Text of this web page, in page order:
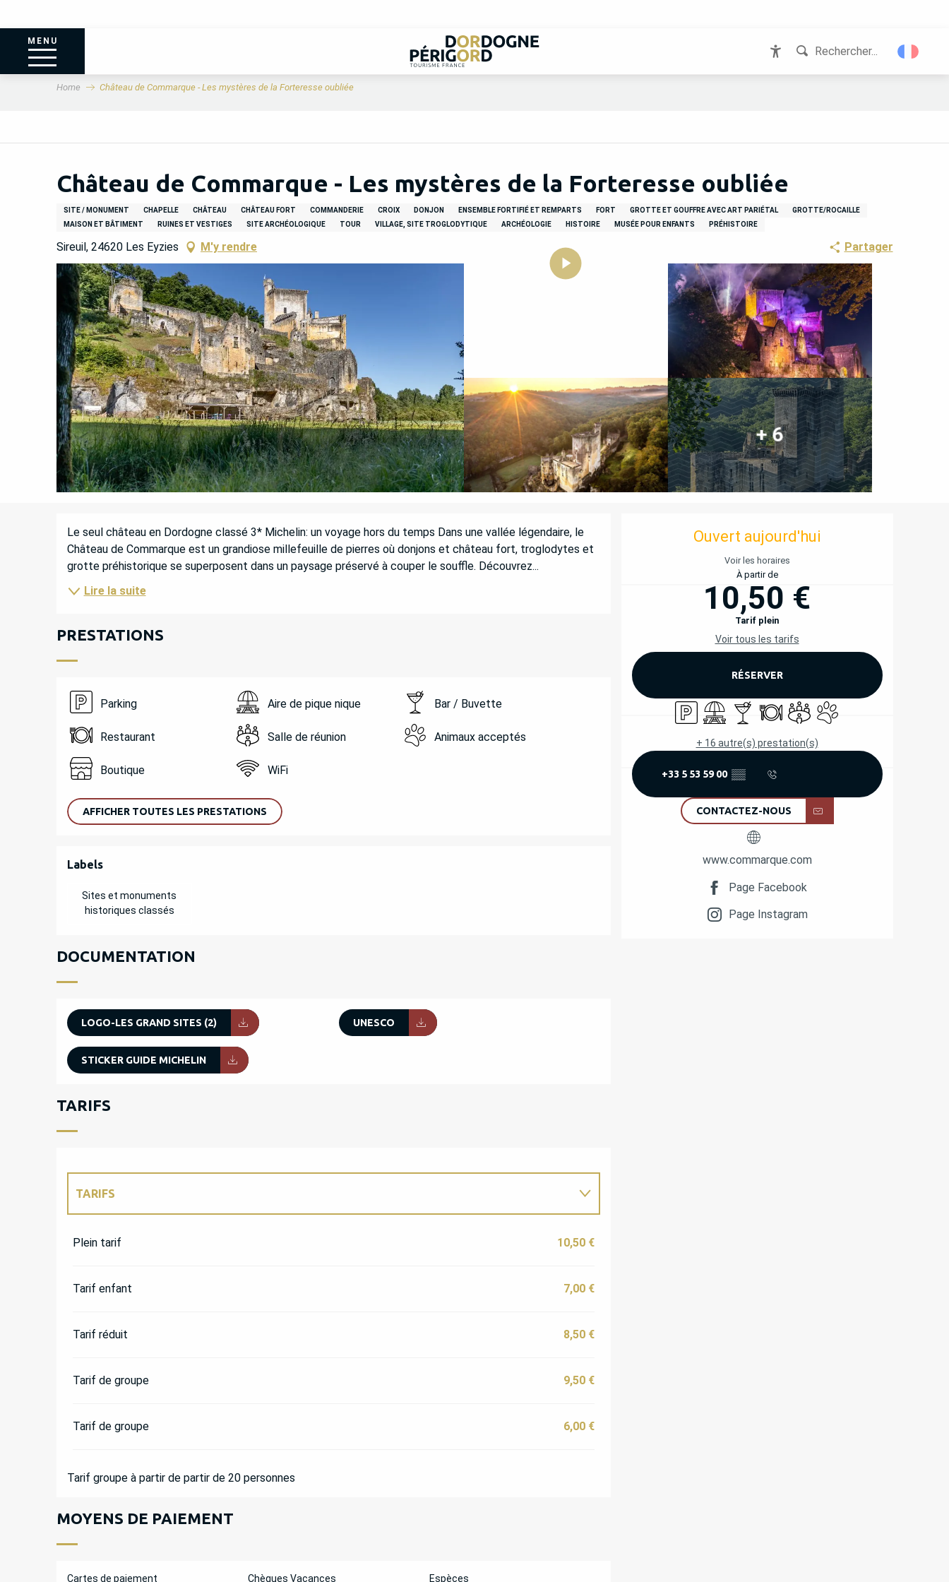
MENU
Rechercher...
Home Château de Commarque - Les mystères de la Forteresse oubliée
Château de Commarque - Les mystères de la Forteresse oubliée
SITE / MONUMENT CHAPELLE CHÂTEAU CHÂTEAU FORT COMMANDERIE CROIX DONJON ENSEMBLE FORTIFIÉ ET REMPARTS FORT GROTTE ET GOUFFRE AVEC ART PARIÉTAL
GROTTE/ROCAILLE
MAISON ET BÂTIMENT
RUINES ET VESTIGES SITE ARCHÉOLOGIQUE TOUR VILLAGE, SITE TROGLODYTIQUE ARCHÉOLOGIE HISTOIRE MUSÉE POUR ENFANTS PRÉHISTOIRE
Sireuil, 24620 Les Eyzies M'y rendre Partager
+ 6
OUVERTURE ET
Ouvert aujourd'hui
Voir les horaires
À partir de
10,50 €
Tarif plein
Voir tous les tarifs
RÉSERVER
ParkingAire de pique nique
Bar / Buvette
RestaurantSalle de réunion
Animaux acceptés
+ 16 autre(s) prestation(s)
+33 5 53 59 00 ▒▒
CONTACTEZ-NOUS
www.commarque.com
Page Facebook
Page Instagram
DESCRIPTION
Le seul château en Dordogne classé 3* Michelin: un voyage hors du temps Dans une vallée légendaire, le
Château de Commarque est un grandiose millefeuille de pierres où donjons et château fort, troglodytes et
grotte préhistorique se superposent dans un paysage préservé à couper le souffle. Découvrez...
Lire la suite
PRESTATIONS
Parking Aire de pique nique Bar / Buvette
Restaurant Salle de réunion Animaux acceptés
Boutique WiFi
AFFICHER TOUTES LES PRESTATIONS
OFFRES DE PRESTATIONS
Labels
Labels
Sites et monuments
historiques classés
DOCUMENTATION
LOGO-LES GRAND SITES (2) UNESCO
STICKER GUIDE MICHELIN
TARIFS
TARIFS
TARIFS 2027
Plein tarif 10,50 €
Tarif enfant 7,00 €
Tarif réduit 8,50 €
Tarif de groupe 9,50 €
Tarif de groupe 6,00 €
Tarif groupe à partir de partir de 20 personnes
MOYENS DE PAIEMENT
Cartes de paiement Chèques Vacances Espèces